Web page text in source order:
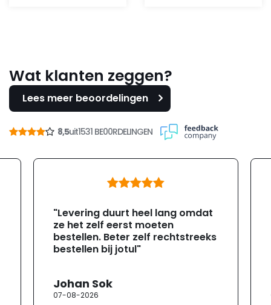
Wat klanten zeggen?
Lees meer beoordelingen
8,5uit1531 BE00RDELINGEN
"Levering duurt heel lang omdat
ze het zelf eerst moeten
bestellen. Beter zelf rechtstreeks
bestellen bij jotul"
Johan Sok
07-08-2026